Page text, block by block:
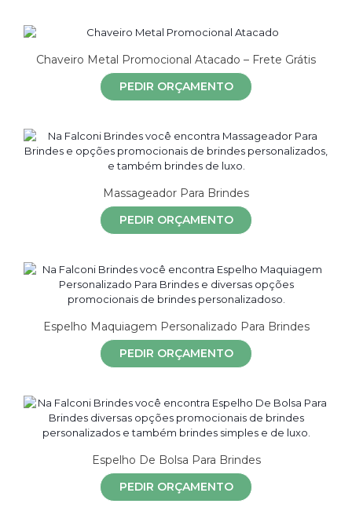
Chaveiro Metal Promocional Atacado – Frete Grátis
PEDIR ORÇAMENTO
Massageador Para Brindes
PEDIR ORÇAMENTO
Espelho Maquiagem Personalizado Para Brindes
PEDIR ORÇAMENTO
Espelho De Bolsa Para Brindes
PEDIR ORÇAMENTO